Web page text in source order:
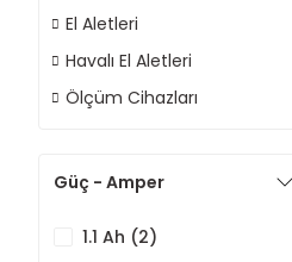
El Aletleri
Havalı El Aletleri
Ölçüm Cihazları
Güç - Amper
1.1 Ah (2)